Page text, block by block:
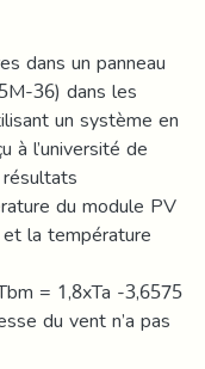
dans un panneau
36) dans les
un système en
à l’université de
du module PV
la température
= 1,8xTa -3,6575
du vent n’a pas